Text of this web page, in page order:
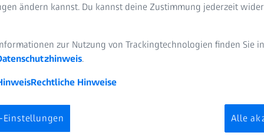
Anastomose mit ZEISS
Giacalone eine lymphovenöse Anastomose mithilfe von OPMI
ändern kannst. Du kannst deine Zustimmung jederzeit
zur Nutzung von Trackingtechnologien finden Sie in
.
Rechtliche Hinweise
Einstellungen Alle